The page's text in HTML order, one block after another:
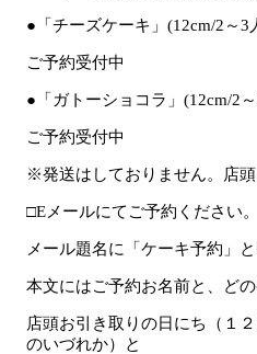
●「チーズケーキ」(12cm/2～3
ご予約受付中
●「ガトーショコラ」(12cm/2
ご予約受付中
※発送はしておりません。店頭
□Eメールにてご予約ください。
メール題名に「ケーキ予約」と
本文にはご予約お名前と、どの
店頭お引き取りの日にち（１
のいづれか）と